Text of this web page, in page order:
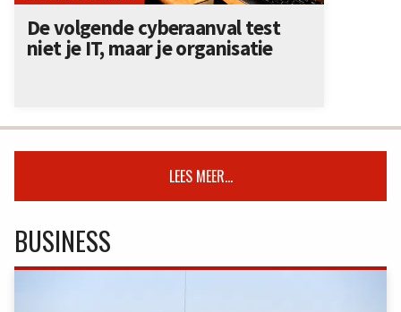
De volgende cyberaanval test
niet je IT, maar je organisatie
LEES MEER...
BUSINESS